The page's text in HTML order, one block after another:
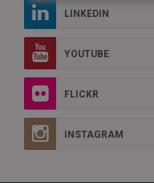
LINKEDIN
YOUTUBE
FLICKR
INSTAGRAM